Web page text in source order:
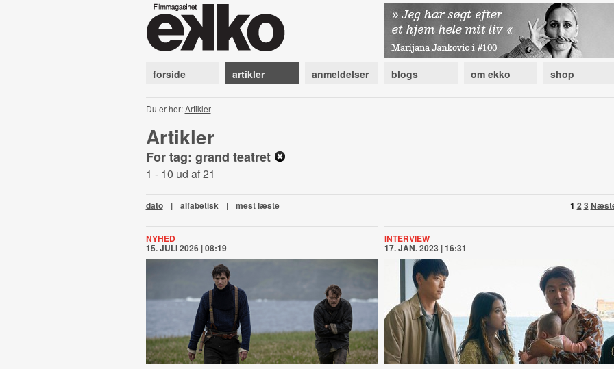
forside artikler anmeldelser blogs om ekko shop
Du er her:Artikler
Artikler
For tag: grand teatret
1 - 10 ud af 21
1 2 3
dato | alfabetisk | mest læste
NYHED
15. JULI 2026 | 08:19
INTERVIEW
17. JAN. 2023 | 16:31